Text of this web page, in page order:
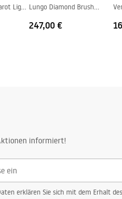
Light Lungo Diamond Brush
247,00 €
informiert!
erklären Sie sich mit dem Erhalt